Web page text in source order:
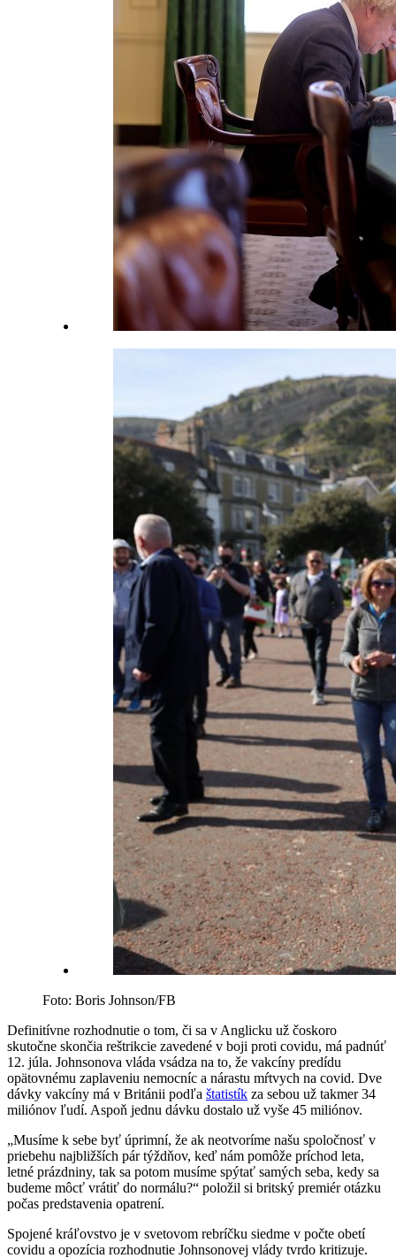
Foto: Boris Johnson/FB
Definitívne rozhodnutie o tom, či sa v Anglicku už čoskoro
skutočne skončia reštrikcie zavedené v boji proti covidu, má padnúť
12. júla. Johnsonova vláda vsádza na to, že vakcíny predídu
opätovnému zaplaveniu nemocníc a nárastu mŕtvych na covid. Dve
dávky vakcíny má v Británii podľa štatistík za sebou už takmer 34
miliónov ľudí. Aspoň jednu dávku dostalo už vyše 45 miliónov.
„Musíme k sebe byť úprimní, že ak neotvoríme našu spoločnosť v
priebehu najbližších pár týždňov, keď nám pomôže príchod leta,
letné prázdniny, tak sa potom musíme spýtať samých seba, kedy sa
budeme môcť vrátiť do normálu?“ položil si britský premiér otázku
počas predstavenia opatrení.
Spojené kráľovstvo je v svetovom rebríčku siedme v počte obetí
covidu a opozícia rozhodnutie Johnsonovej vlády tvrdo kritizuje.